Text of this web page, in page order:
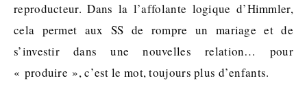
reproducteur. Dans la l’affolante logique d’Himmler,
cela permet aux SS de rompre un mariage et de
s’investir dans une nouvelles relation… pour
« produire », c’est le mot, toujours plus d’enfants.